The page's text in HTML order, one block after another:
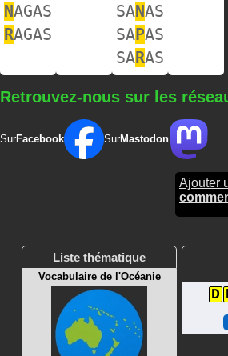
NAGAS
RAGAS
SANAS
SAPAS
SARAS
Retrouvez-nous sur les
SurFacebook SurMastodon
Ajouter
Liste thématique
Vocabulaire de l'Océanie
D